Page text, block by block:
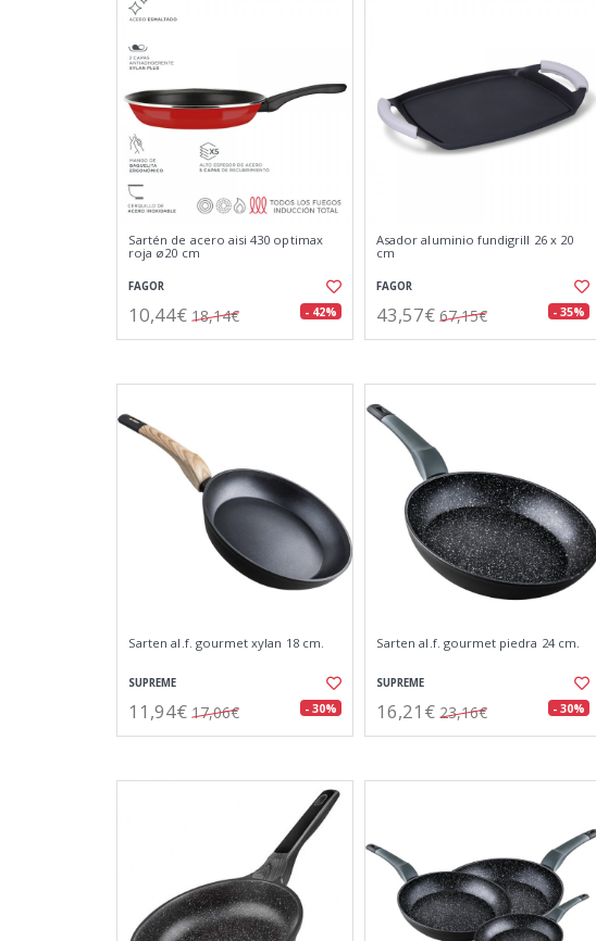
Sartén de acero aisi 430 optimax
roja ø20 cm
FAGOR
10,44€ 18,14€ - 42%
Asador aluminio fundigrill 26 x 20
cm
FAGOR
43,57€ 67,15€ - 35%
Sarten al.f. gourmet xylan 18 cm.
SUPREME
11,94€ 17,06€ - 30%
Sarten al.f. gourmet piedra 24 cm.
SUPREME
16,21€ 23,16€ - 30%